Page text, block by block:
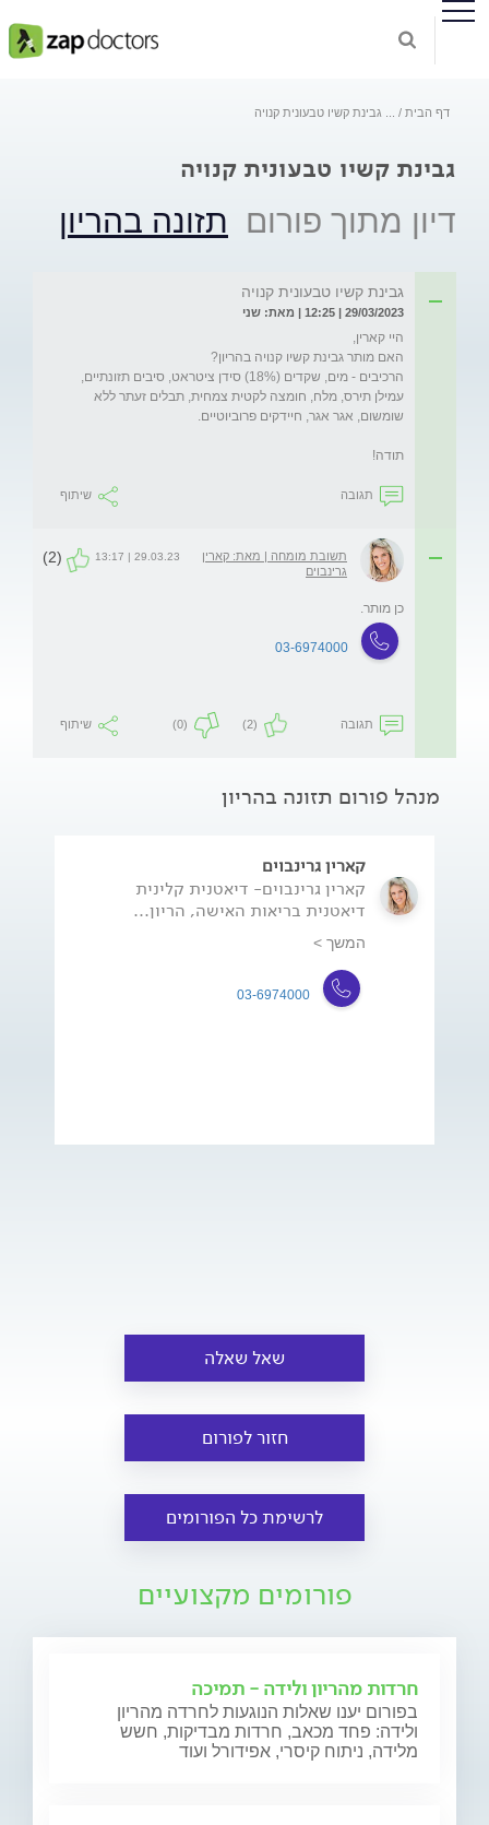
דף הבית גבינת קשיו טבעונית קנויה
גבינת קשיו טבעונית קנויה
דיון מתוך פורום תזונה בהריון
גבינת קשיו טבעונית קנויה
29/03/2023 | 12:25 | מאת: שני
הרכיבים - מים, שקדים (18%) סידן ציטראט, סיבים תזונתיים,
עמילן תירס, מלח, חומצה לקטית צמחית, תבלים זעתר ללא
תודה!
תגובה שיתוף
תשובת מומחה | מאת: קארין
גרינבוים
29.03.23 | 13:17
(2)
כן מותר.
03-6974000
תגובה (2)
(0) שיתוף
מנהל פורום תזונה בהריון
קארין גרינבוים
קארין גרינבוים- דיאטנית קלינית
דיאטנית בריאות האישה, הריון...
המשך >
03-6974000
שאל שאלה
חזור לפורום
לרשימת כל הפורומים
פורומים מקצועיים
חרדות מהריון ולידה - תמיכה
בפורום יענו שאלות הנוגעות לחרדה מהריון
ולידה: פחד מכאב, חרדות מבדיקות, חשש
מלידה, ניתוח קיסרי, אפידורל ועוד